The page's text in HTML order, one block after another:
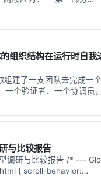
的威胁级别」原文末段校
改云资源的命令都以「
组织结构在运行时自我
建了一支团队去完成一
个验证者、一个协调员
发现：其中一个工程师同
核查两个方向，他开始出
有直接沟通通道，问题…
与比较报告
调研与比较报告 /* ---
{ scroll-behavior: